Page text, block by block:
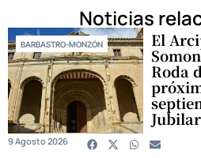
Noticias
BARBASTRO-MONZÓN El
Roda
9 Agosto 2026